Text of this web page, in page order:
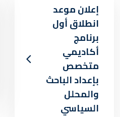
إعلان موعد
انطلاق أول
برنامج
أكاديمي
متخصص
بإعداد الباحث
والمحلل
السياسي